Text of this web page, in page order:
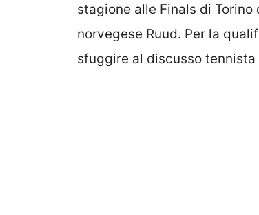
stagione alle Finals di
norvegese Ruud. Per la
sfuggire al discusso tennista